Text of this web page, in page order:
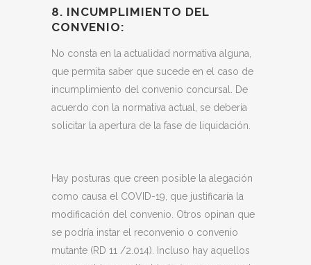
8. INCUMPLIMIENTO DEL
CONVENIO:
No consta en la actualidad normativa alguna,
que permita saber que sucede en el caso de
incumplimiento del convenio concursal. De
acuerdo con la normativa actual, se debería
solicitar la apertura de la fase de liquidación.
Hay posturas que creen posible la alegación
como causa el COVID-19, que justificaría la
modificación del convenio. Otros opinan que
se podría instar el reconvenio o convenio
mutante (RD 11 /2.014). Incluso hay aquellos